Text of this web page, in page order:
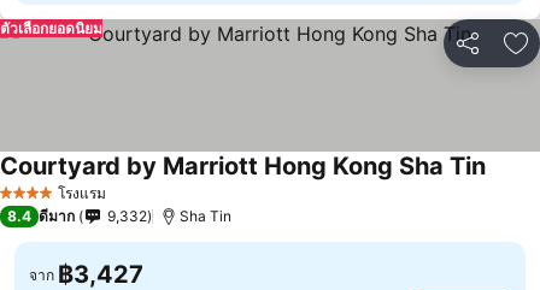
แชร์ เ
ตัวเลือกยอดนิยม
4 ดาว โรงแรม
Courtyard by Marriott Hong Kong Sha Tin
8.4 ดีมาก 9,332 Sha Tin
จาก ฿3,427